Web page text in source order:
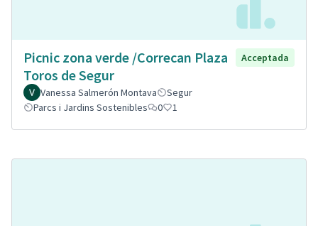
Picnic zona verde /Correcan Plaza
Toros de Segur
Acceptada
Vanessa Salmerón Montava
Segur
Parcs i Jardins Sostenibles
0 1